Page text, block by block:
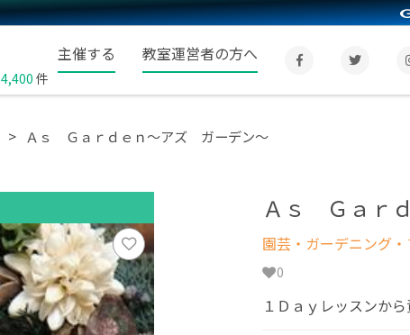
4,400 件
主催する 教室運営者の方へ
Ａｓ Ｇａｒｄｅｎ～アズ ガーデン～
Ａｓ Ｇａｒ
園芸・ガーデニング
0
１Ｄａｙレッスンか